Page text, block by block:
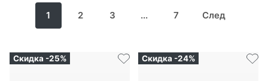
1 2 3 ... 7 След
Скидка -25% Скидка -24%